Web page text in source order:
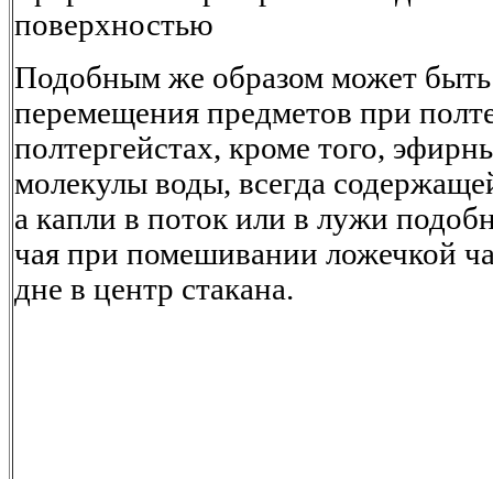
поверхностью
Подобным же образом может быть
перемещения предметов при
полтергейстах, кроме того,
молекулы воды, всегда
а капли в поток или в лужи
чая при помешивании ложечкой
дне в центр стакана.